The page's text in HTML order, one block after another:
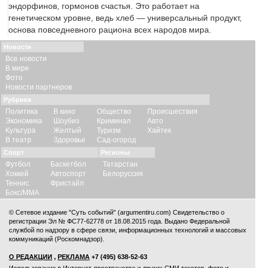
эндорфинов, гормонов счастья. Это работает на
генетическом уровне, ведь хлеб — универсальный продукт,
основа повседневного рациона всех народов мира.
Новости
Все новости
В мире
Фото
Новости партнеров
Рубрики
Политика
Экономика
Культура
В театр
В кино
Шоубиз
Желтый
Здоровье
Общество
Криминал
Туризм
Сад-огород
Происшествия
Авто
Хайтек
Спорт
Футбол
Хоккей
Теннис
Бокс/ММА
Баскетбол
Автоспорт
Фристайл
Регионы
Татарстан
Белоруссия
© Сетевое издание "Суть событий" (argumentiru.com) Свидетельство о
регистрации Эл № ФС77-62778 от 18.08.2015 года. Выдано Федеральной
службой по надзору в сфере связи, информационных технологий и массовых
коммуникаций (Роскомнадзор).
О РЕДАКЦИИ , РЕКЛАМА +7 (495) 638-52-63